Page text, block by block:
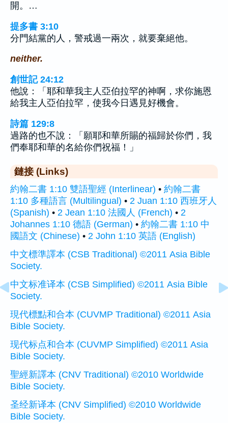
開。…
提多書 3:10
分門結黨的人，警戒過一兩次，就要棄絕他。
neither.
創世記 24:12
他說：「耶和華我主人亞伯拉罕的神啊，求你施恩
給我主人亞伯拉罕，使我今日遇見好機會。
詩篇 129:8
過路的也不說：「願耶和華所賜的福歸於你們，我
們奉耶和華的名給你們祝福！」
鏈接 (Links)
約翰二書 1:10 雙語聖經 (Interlinear) • 約翰二書
1:10 多種語言 (Multilingual) • 2 Juan 1:10 西班牙人
(Spanish) • 2 Jean 1:10 法國人 (French) • 2
Johannes 1:10 德語 (German) • 約翰二書 1:10 中
國語文 (Chinese) • 2 John 1:10 英語 (English)
中文標準譯本 (CSB Traditional) ©2011 Asia Bible
Society.
中文标准译本 (CSB Simplified) ©2011 Asia Bible
Society.
現代標點和合本 (CUVMP Traditional) ©2011 Asia
Bible Society.
现代标点和合本 (CUVMP Simplified) ©2011 Asia
Bible Society.
聖經新譯本 (CNV Traditional) ©2010 Worldwide
Bible Society.
圣经新译本 (CNV Simplified) ©2010 Worldwide
Bible Society.